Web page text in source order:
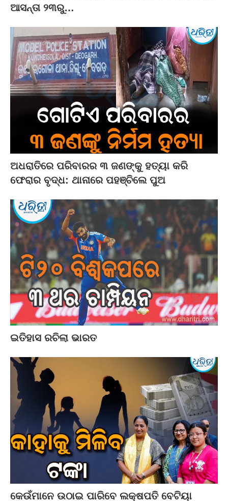
ଆସନ୍ତା ୨୩ରୁ…
ଅଧରାତିରେ ପରିବାରର ୩ ଜଣଙ୍କୁ ହତ୍ୟା କରି
ଫେରାର ବୃଦ୍ଧ: ଥାନାରେ ପହଞ୍ଚିଲେ ପୁଅ
ଇତିହାସ ରଚିଲା ଭାରତ
କେଉଁମାନେ ଉଠାଇ ପାରିବେ ଲକ୍ଷପତି ବେଟିୟା